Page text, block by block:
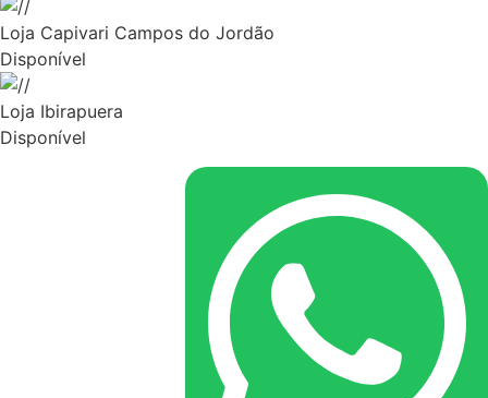
Loja Capivari Campos do Jordão
Disponível
Loja Ibirapuera
Disponível